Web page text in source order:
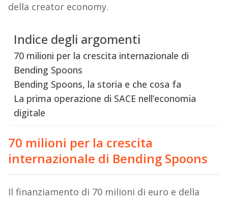
della creator economy.
Indice degli argomenti
70 milioni per la crescita internazionale di
Bending Spoons
Bending Spoons, la storia e che cosa fa
La prima operazione di SACE nell’economia
digitale
70 milioni per la crescita
internazionale di Bending Spoons
Il finanziamento di 70 milioni di euro e della